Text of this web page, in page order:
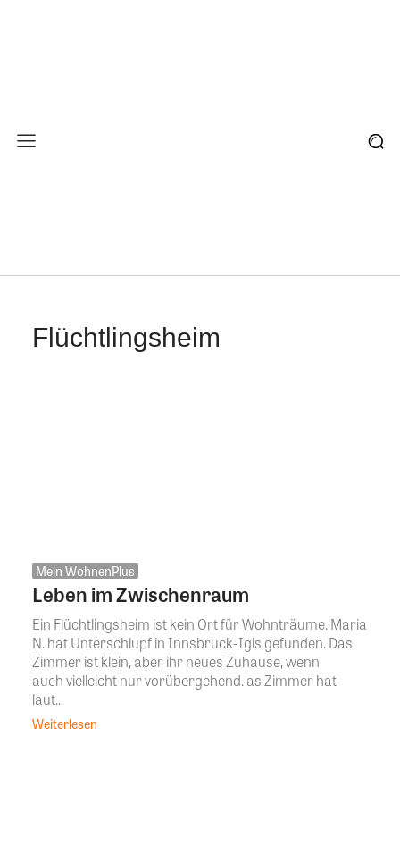
Flüchtlingsheim
Mein WohnenPlus
Leben im Zwischenraum
Ein Flüchtlingsheim ist kein Ort für Wohnträume. Maria
N. hat Unterschlupf in Innsbruck-Igls gefunden. Das
Zimmer ist klein, aber ihr neues Zuhause, wenn
auch vielleicht nur vorübergehend. as Zimmer hat
laut...
Weiterlesen